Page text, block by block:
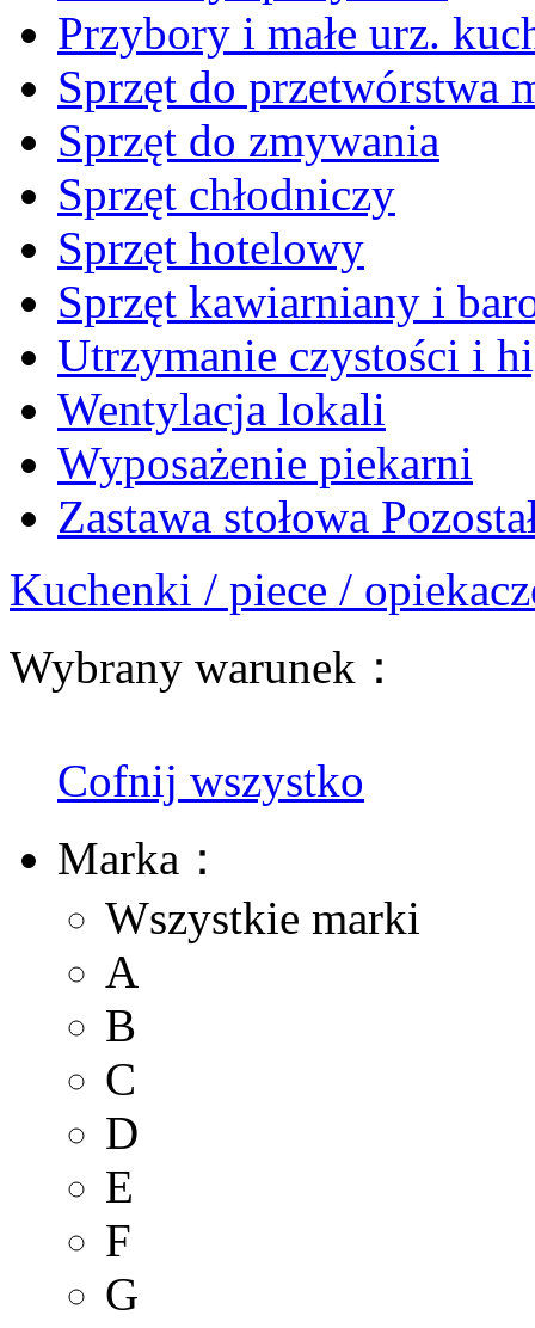
Przybory i małe urz.
Sprzęt do przetwórstwa
Sprzęt do zmywania
Sprzęt chłodniczy
Sprzęt hotelowy
Sprzęt kawiarniany i
Utrzymanie czystości i
Wentylacja lokali
Wyposażenie piekarni
Zastawa stołowa
Kuchenki / piece /
Wybrany warunek：
Cofnij wszystko
Marka：
Wszystkie marki
A
B
C
D
E
F
G